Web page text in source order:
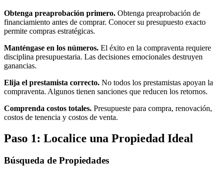
Obtenga preaprobación primero. Obtenga preaprobación de
financiamiento antes de comprar. Conocer su presupuesto exacto
permite compras estratégicas.
Manténgase en los números. El éxito en la compraventa requiere
disciplina presupuestaria. Las decisiones emocionales destruyen
ganancias.
Elija el prestamista correcto. No todos los prestamistas apoyan la
compraventa. Algunos tienen sanciones que reducen los retornos.
Comprenda costos totales. Presupueste para compra, renovación,
costos de tenencia y costos de venta.
Paso 1: Localice una Propiedad Ideal
Búsqueda de Propiedades